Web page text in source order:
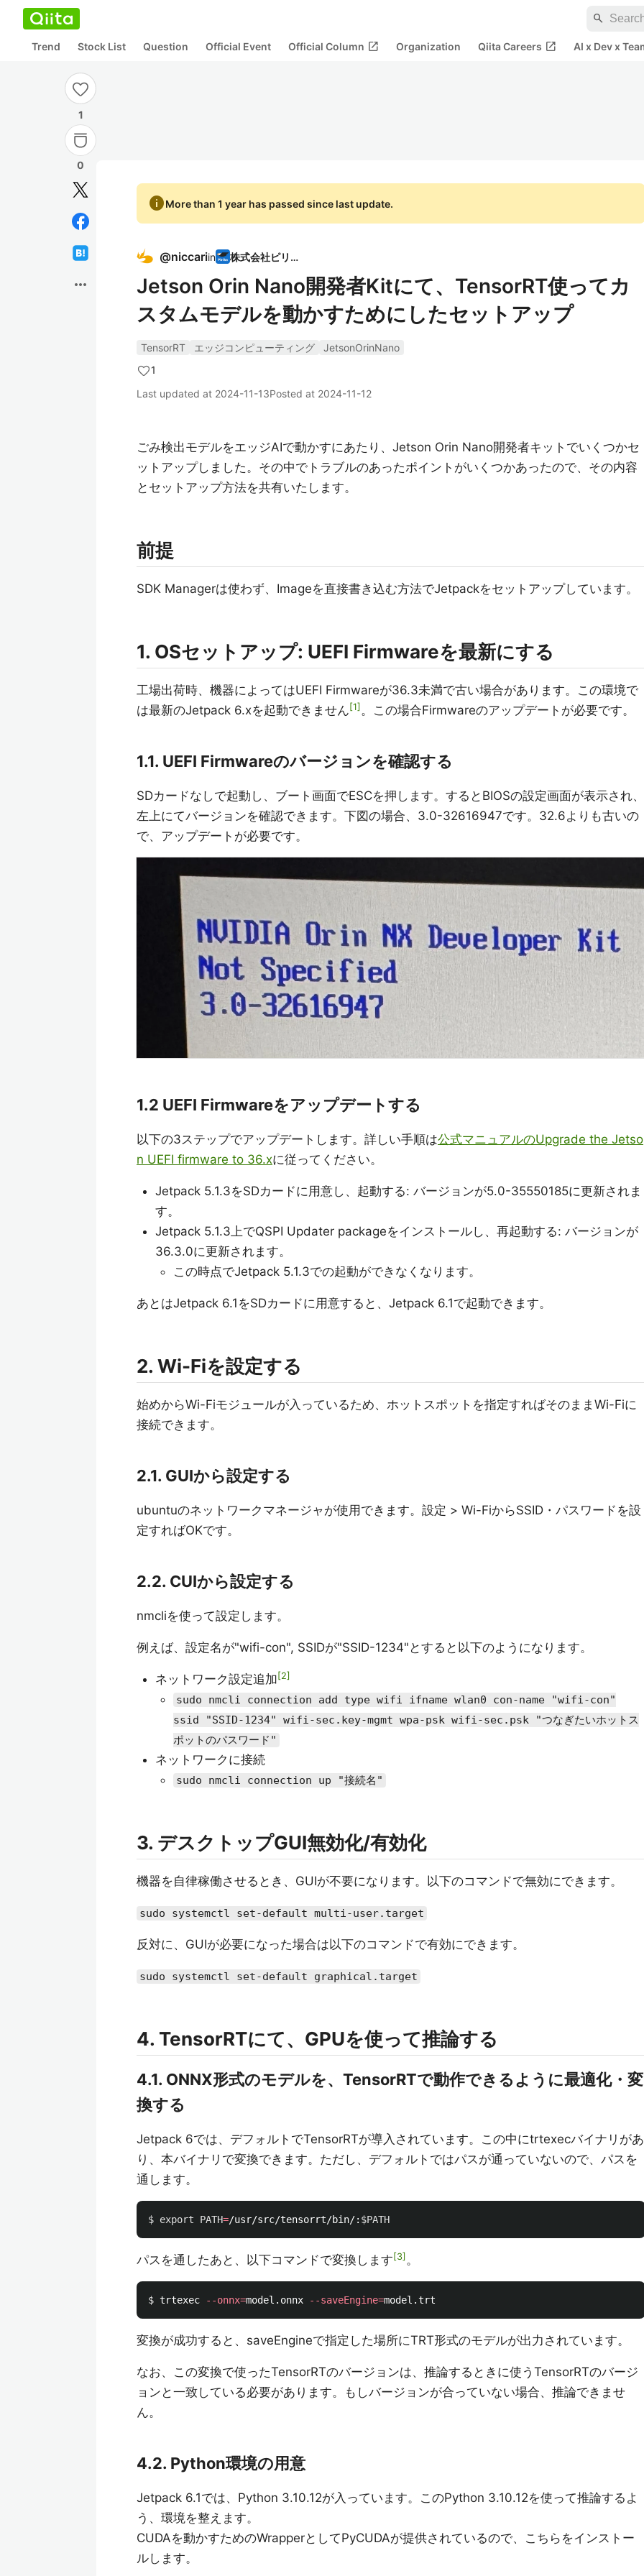
search
Trend Stock List Question Official Event Official Column open_in_new Organization Qiita Careers open_in_new AI x Dev x
1
0
more_horiz
infoMore than 1 year has passed since last update.
@niccariin 株式会社ピリカ
Jetson Orin Nano開発者Kitにて、TensorRT使ってカ
スタムモデルを動かすためにしたセットアップ
TensorRT エッジコンピューティング
JetsonOrinNano
1
Last updated at 2024-11-13Posted at 2024-11-12
ごみ検出モデルをエッジAIで動かすにあたり、Jetson Orin Nano開発者キットでいくつかセ
ットアップしました。その中でトラブルのあったポイントがいくつかあったので、その内容
とセットアップ方法を共有いたします。
前提
SDK Managerは使わず、Imageを直接書き込む方法でJetpackをセットアップしています。
1. OSセットアップ: UEFI Firmwareを最新にする
工場出荷時、機器によってはUEFI Firmwareが36.3未満で古い場合があります。この環境で
は最新のJetpack 6.xを起動できません 1 。この場合Firmwareのアップデートが必要です。
1.1. UEFI Firmwareのバージョンを確認する
SDカードなしで起動し、ブート画面でESCを押します。するとBIOSの設定画面が表示され、
左上にてバージョンを確認できます。下図の場合、3.0-32616947です。32.6よりも古いの
で、アップデートが必要です。
1.2 UEFI Firmwareをアップデートする
以下の3ステップでアップデートします。詳しい手順は公式マニュアルのUpgrade the Jetso
n UEFI firmware to 36.xに従ってください。
Jetpack 5.1.3をSDカードに用意し、起動する: バージョンが5.0-35550185に更新されま
す。
Jetpack 5.1.3上でQSPI Updater packageをインストールし、再起動する: バージョンが
36.3.0に更新されます。
この時点でJetpack 5.1.3での起動ができなくなります。
あとはJetpack 6.1をSDカードに用意すると、Jetpack 6.1で起動できます。
2. Wi-Fiを設定する
始めからWi-Fiモジュールが入っているため、ホットスポットを指定すればそのままWi-Fiに
接続できます。
2.1. GUIから設定する
ubuntuのネットワークマネージャが使用できます。設定 > Wi-FiからSSID・パスワードを設
定すればOKです。
2.2. CUIから設定する
nmcliを使って設定します。
例えば、設定名が"wifi-con", SSIDが"SSID-1234"とすると以下のようになります。
ネットワーク設定追加 2
sudo nmcli connection add type wifi ifname wlan0 con-name "wifi-con"
ssid "SSID-1234" wifi-sec.key-mgmt wpa-psk wifi-sec.psk "つなぎたいホットス
ポットのパスワード"
ネットワークに接続
sudo nmcli connection up "接続名"
3. デスクトップGUI無効化/有効化
機器を自律稼働させるとき、GUIが不要になります。以下のコマンドで無効にできます。
sudo systemctl set-default multi-user.target
反対に、GUIが必要になった場合は以下のコマンドで有効にできます。
sudo systemctl set-default graphical.target
4. TensorRTにて、GPUを使って推論する
4.1. ONNX形式のモデルを、TensorRTで動作できるように最適化・変
換する
Jetpack 6では、デフォルトでTensorRTが導入されています。この中にtrtexecバイナリがあ
り、本バイナリで変換できます。ただし、デフォルトではパスが通っていないので、パスを
通します。
$ export PATH=/usr/src/tensorrt/bin/: $PATH
パスを通したあと、以下コマンドで変換します 3 。
$ trtexec --onnx=model.onnx --saveEngine=
変換が成功すると、saveEngineで指定した場所にTRT形式のモデルが出力されています。
なお、この変換で使ったTensorRTのバージョンは、推論するときに使うTensorRTのバージ
ョンと一致している必要があります。もしバージョンが合っていない場合、推論できませ
ん。
4.2. Python環境の用意
Jetpack 6.1では、Python 3.10.12が入っています。このPython 3.10.12を使って推論するよ
う、環境を整えます。
CUDAを動かすためのWrapperとしてPyCUDAが提供されているので、こちらをインストー
ルします。